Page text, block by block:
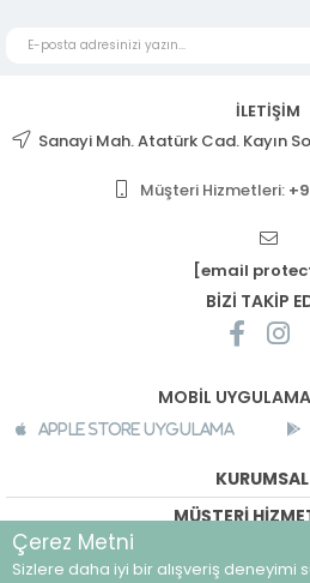
İLETİŞİM
Sanayi Mah. Atatürk Cad. Kayın
Müşteri Hizmetleri:
[email
BİZİ TAKİP
MOBİL
Apple Store Uygulama
KURUMSAL
MÜŞTERİ
Çerez Metni
Sizlere daha iyi bir alışveriş deneyimi